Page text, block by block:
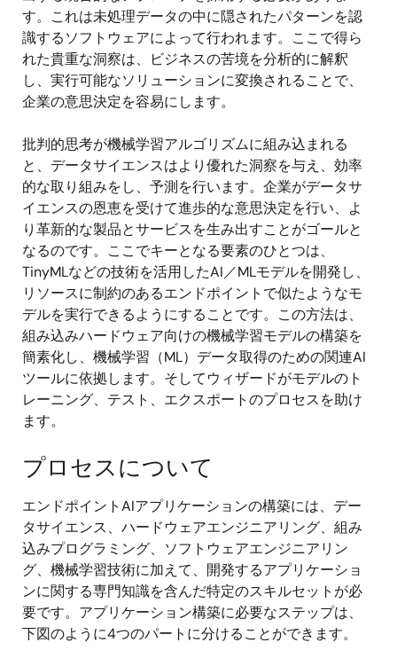
す。これは未処理データの中に隠されたパターンを認
識するソフトウェアによって行われます。ここで得ら
れた貴重な洞察は、ビジネスの苦境を分析的に解釈
し、実行可能なソリューションに変換されることで、
企業の意思決定を容易にします。
批判的思考が機械学習アルゴリズムに組み込まれる
と、データサイエンスはより優れた洞察を与え、効率
的な取り組みをし、予測を行います。企業がデータサ
イエンスの恩恵を受けて進歩的な意思決定を行い、よ
り革新的な製品とサービスを生み出すことがゴールと
なるのです。ここでキーとなる要素のひとつは、
TinyMLなどの技術を活用したAI／MLモデルを開発し、
リソースに制約のあるエンドポイントで似たようなモ
デルを実行できるようにすることです。この方法は、
組み込みハードウェア向けの機械学習モデルの構築を
簡素化し、機械学習（ML）データ取得のための関連AI
ツールに依拠します。そしてウィザードがモデルのト
レーニング、テスト、エクスポートのプロセスを助け
ます。
プロセスについて
エンドポイントAIアプリケーションの構築には、デー
タサイエンス、ハードウェアエンジニアリング、組み
込みプログラミング、ソフトウェアエンジニアリン
グ、機械学習技術に加えて、開発するアプリケーショ
ンに関する専門知識を含んだ特定のスキルセットが必
要です。アプリケーション構築に必要なステップは、
下図のように4つのパートに分けることができます。